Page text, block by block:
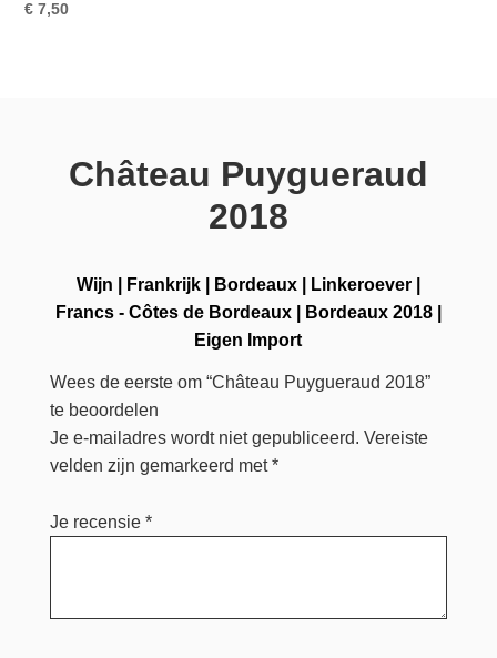
€ 7,50
Château Puygueraud
2018
Wijn Frankrijk| Bordeaux| Linkeroever|
Francs - Côtes de Bordeaux| Bordeaux 2018|
Eigen Import
Wees de eerste om “Château Puygueraud 2018”
te beoordelen
Je e-mailadres wordt niet gepubliceerd. Vereiste
velden zijn gemarkeerd met*
Je recensie *